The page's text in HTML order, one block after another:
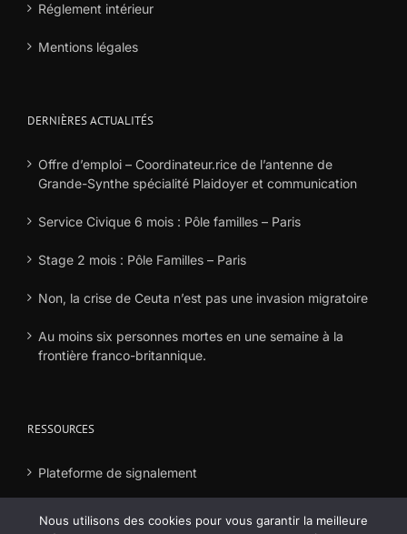
Réglement intérieur
Mentions légales
DERNIÈRES ACTUALITÉS
Offre d’emploi – Coordinateur.rice de l’antenne de
Grande-Synthe spécialité Plaidoyer et communication
Service Civique 6 mois : Pôle familles – Paris
Stage 2 mois : Pôle Familles – Paris
Non, la crise de Ceuta n’est pas une invasion migratoire
Au moins six personnes mortes en une semaine à la
frontière franco-britannique.
RESSOURCES
Plateforme de signalement
Nous utilisons des cookies pour vous garantir la meilleure